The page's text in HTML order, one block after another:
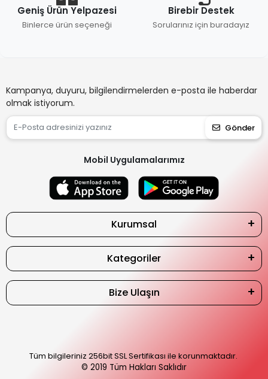
Geniş Ürün Yelpazesi
Binlerce ürün seçeneği
Birebir Destek
Sorularınız için buradayız
Kampanya, duyuru, bilgilendirmelerden e-posta ile haberdar
olmak istiyorum.
Gönder
Mobil Uygulamalarımız
Kurumsal
Kategoriler
Bize Ulaşın
Tüm bilgileriniz 256bit SSL Sertifikası ile korunmaktadır.
© 2019 Tüm Hakları Saklıdır